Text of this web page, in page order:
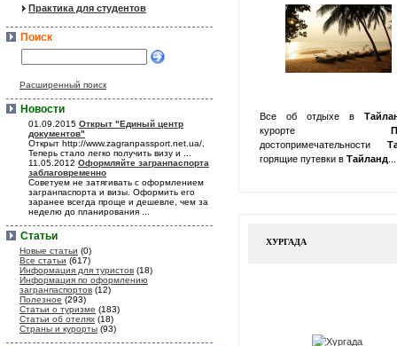
Практика для студентов
Поиск
Расширенный поиск
Новости
01.09.2015 Открыт "Единый центр
документов"
Открыт http://www.zagranpassport.net.ua/,
Теперь стало легко получить визу и ...
11.05.2012 Оформляйте загранпаспорта
заблаговременно
Советуем не затягивать с оформлением
загранпаспорта и визы. Оформить его
заранее всегда проще и дешевле, чем за
неделю до планирования ...
Статьи
Новые статьи (0)
Все статьи (617)
Информация для туристов (18)
Информация по оформлению
загранпаспортов (12)
Полезное (293)
Статьи о туризме (183)
Статьи об отелях (18)
Страны и курорты (93)
Все об отдыхе в
курорте
достопримечательности
горящие путевки в Тайланд
ХУРГАДА